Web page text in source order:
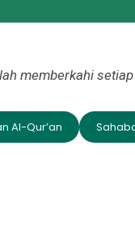
memberkahi
Al-Qur’an